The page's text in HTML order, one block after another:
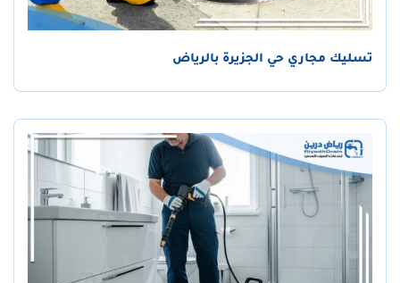
تسليك مجاري حي الجزيرة بالرياض